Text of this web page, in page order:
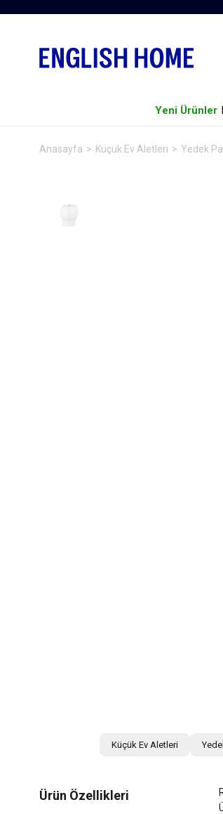
Yeni Ürünler
Anasayfa Küçük Ev Aletleri Yedek
Küçük Ev Aletleri
Ürün Özellikleri